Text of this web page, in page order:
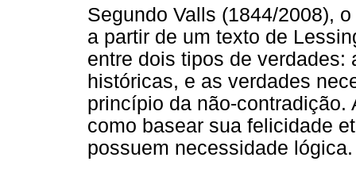
Segundo Valls (1844/2008),
a partir de um texto de
entre dois tipos de
históricas, e as verdades
princípio da não-contradição.
como basear sua felicidade
possuem necessidade lógica.